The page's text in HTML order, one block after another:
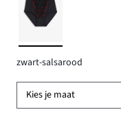
zwart-salsarood
Kies je maat